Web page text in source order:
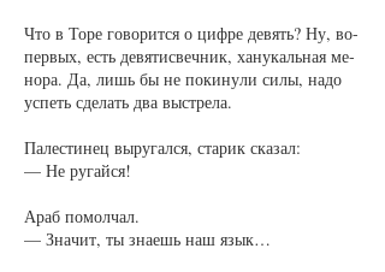
Что в То­ре го­во­рит­ся о циф­ре де­вять? Ну, во-
пер­вых, есть де­вя­тис­веч­ник, ха­ну­каль­ная ме­
но­ра. Да, лишь бы не по­ки­ну­ли си­лы, на­до
успеть сде­лать два вы­стре­ла.
Па­лес­ти­нец вы­ру­гал­ся, ста­рик ска­зал:
— Не ру­гай­ся!
Араб по­мол­чал.
— Зна­чит, ты зна­ешь наш язык…